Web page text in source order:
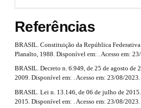
m
s
.
o
o
t
s
i
n
#
#
s
t
r
a
p
3
Referências
BRASIL. Constituição da República
Planalto, 1988. Disponível em: . Acesso em:
BRASIL. Decreto n. 6.949, de 25 de agosto de
2009. Disponível em: . Acesso em: 23/08/2023.
BRASIL. Lei n. 13.146, de 06 de julho de
2015. Disponível em: . Acesso em: 23/08/2023.